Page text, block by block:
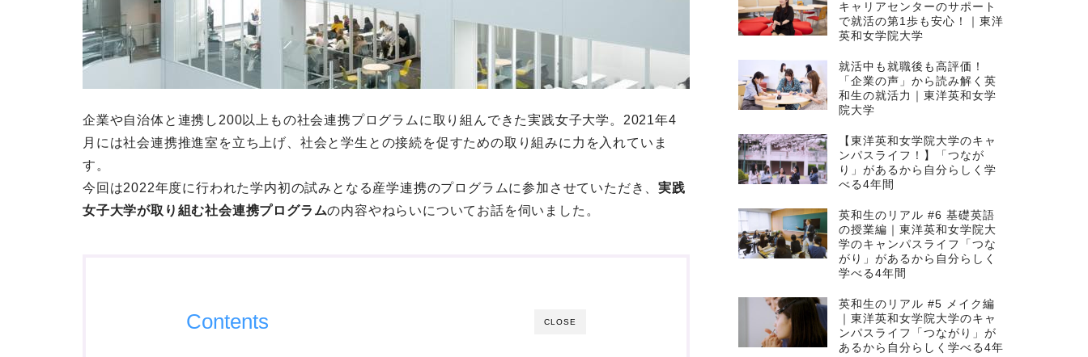
企業や自治体と連携し200以上もの社会連携プログラムに取り組んできた実践女子大学。2021年4
月には社会連携推進室を立ち上げ、社会と学生との接続を促すための取り組みに力を入れていま
す。
今回は2022年度に行われた学内初の試みとなる産学連携のプログラムに参加させていただき、実践
女子大学が取り組む社会連携プログラムの内容やねらいについてお話を伺いました。
CLOSE
Contents
キャリアセンターのサポート
で就活の第1歩も安心！｜東洋
英和女学院大学
就活中も就職後も高評価！
「企業の声」から読み解く英
和生の就活力｜東洋英和女学
院大学
【東洋英和女学院大学のキャ
ンパスライフ！】「つなが
り」があるから自分らしく学
べる4年間
英和生のリアル #6 基礎英語
の授業編｜東洋英和女学院大
学のキャンパスライフ「つな
がり」があるから自分らしく
学べる4年間
英和生のリアル #5 メイク編
｜東洋英和女学院大学のキャ
ンパスライフ「つながり」が
あるから自分らしく学べる4年